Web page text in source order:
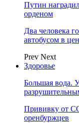
Путин
орденом
Два человека
автобусом в
Prev Next
Здоровье
Большая вода.
Прививку от
оренбуржцев